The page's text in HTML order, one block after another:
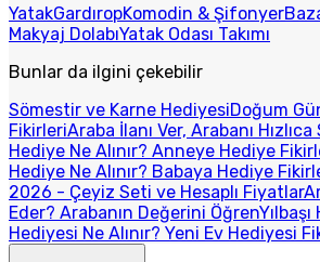
YatakGardıropKomodin & Şifonyer
Makyaj DolabıYatak Odası Takımı
Bunlar da ilgini çekebilir
Sömestir ve Karne HediyesiDoğum
FikirleriAraba İlanı Ver, Arabanı Hızlıca
Hediye Ne Alınır? Anneye Hediye
Hediye Ne Alınır? Babaya Hediye
2026 - Çeyiz Seti ve Hesaplı Fiyatlar
Eder? Arabanın Değerini Öğren
Hediyesi Ne Alınır? Yeni Ev Hediyesi